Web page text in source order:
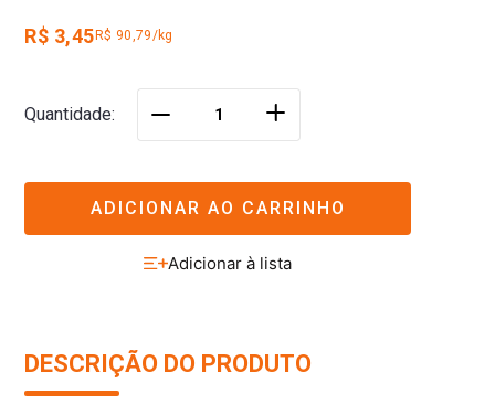
R$ 3,45 R$ 90,79/kg
Quantidade ＋
ADICIONAR AO CARRINHO
DESCRIÇÃO DO PRODUTO